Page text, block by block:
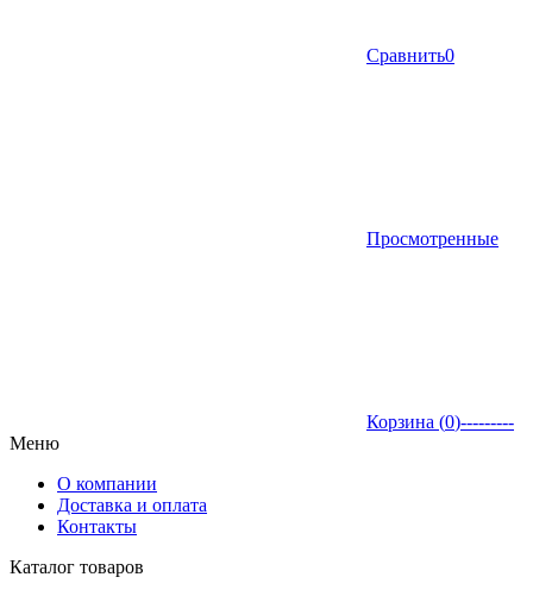
Сравнить0
Просмотренные
Корзина (0)---------
Меню
О компании
Доставка и оплата
Контакты
Каталог товаров